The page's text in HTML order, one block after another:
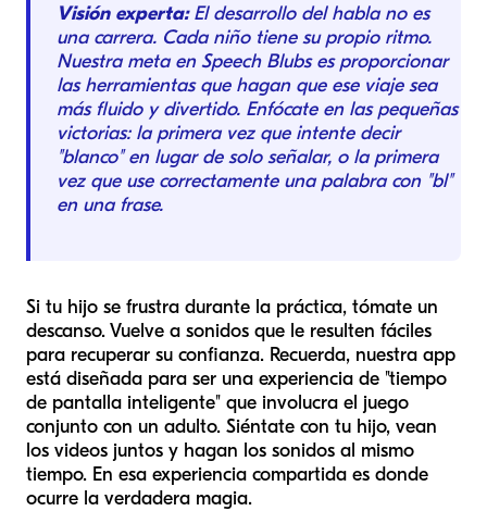
Visión experta:El desarrollo del habla no es
una carrera. Cada niño tiene su propio ritmo.
Nuestra meta en Speech Blubs es proporcionar
las herramientas que hagan que ese viaje sea
más fluido y divertido. Enfócate en las pequeñas
victorias: la primera vez que intente decir
"blanco" en lugar de solo señalar, o la primera
vez que use correctamente una palabra con "bl"
en una frase.
Si tu hijo se frustra durante la práctica, tómate un
descanso. Vuelve a sonidos que le resulten fáciles
para recuperar su confianza. Recuerda, nuestra app
está diseñada para ser una experiencia de "tiempo
de pantalla inteligente" que involucra el juego
conjunto con un adulto. Siéntate con tu hijo, vean
los videos juntos y hagan los sonidos al mismo
tiempo. En esa experiencia compartida es donde
ocurre la verdadera magia.